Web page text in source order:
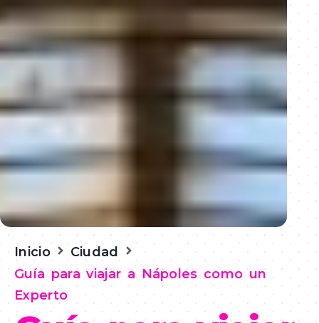
Inicio
Ciudad
Guía para viajar a Nápoles como un
Experto